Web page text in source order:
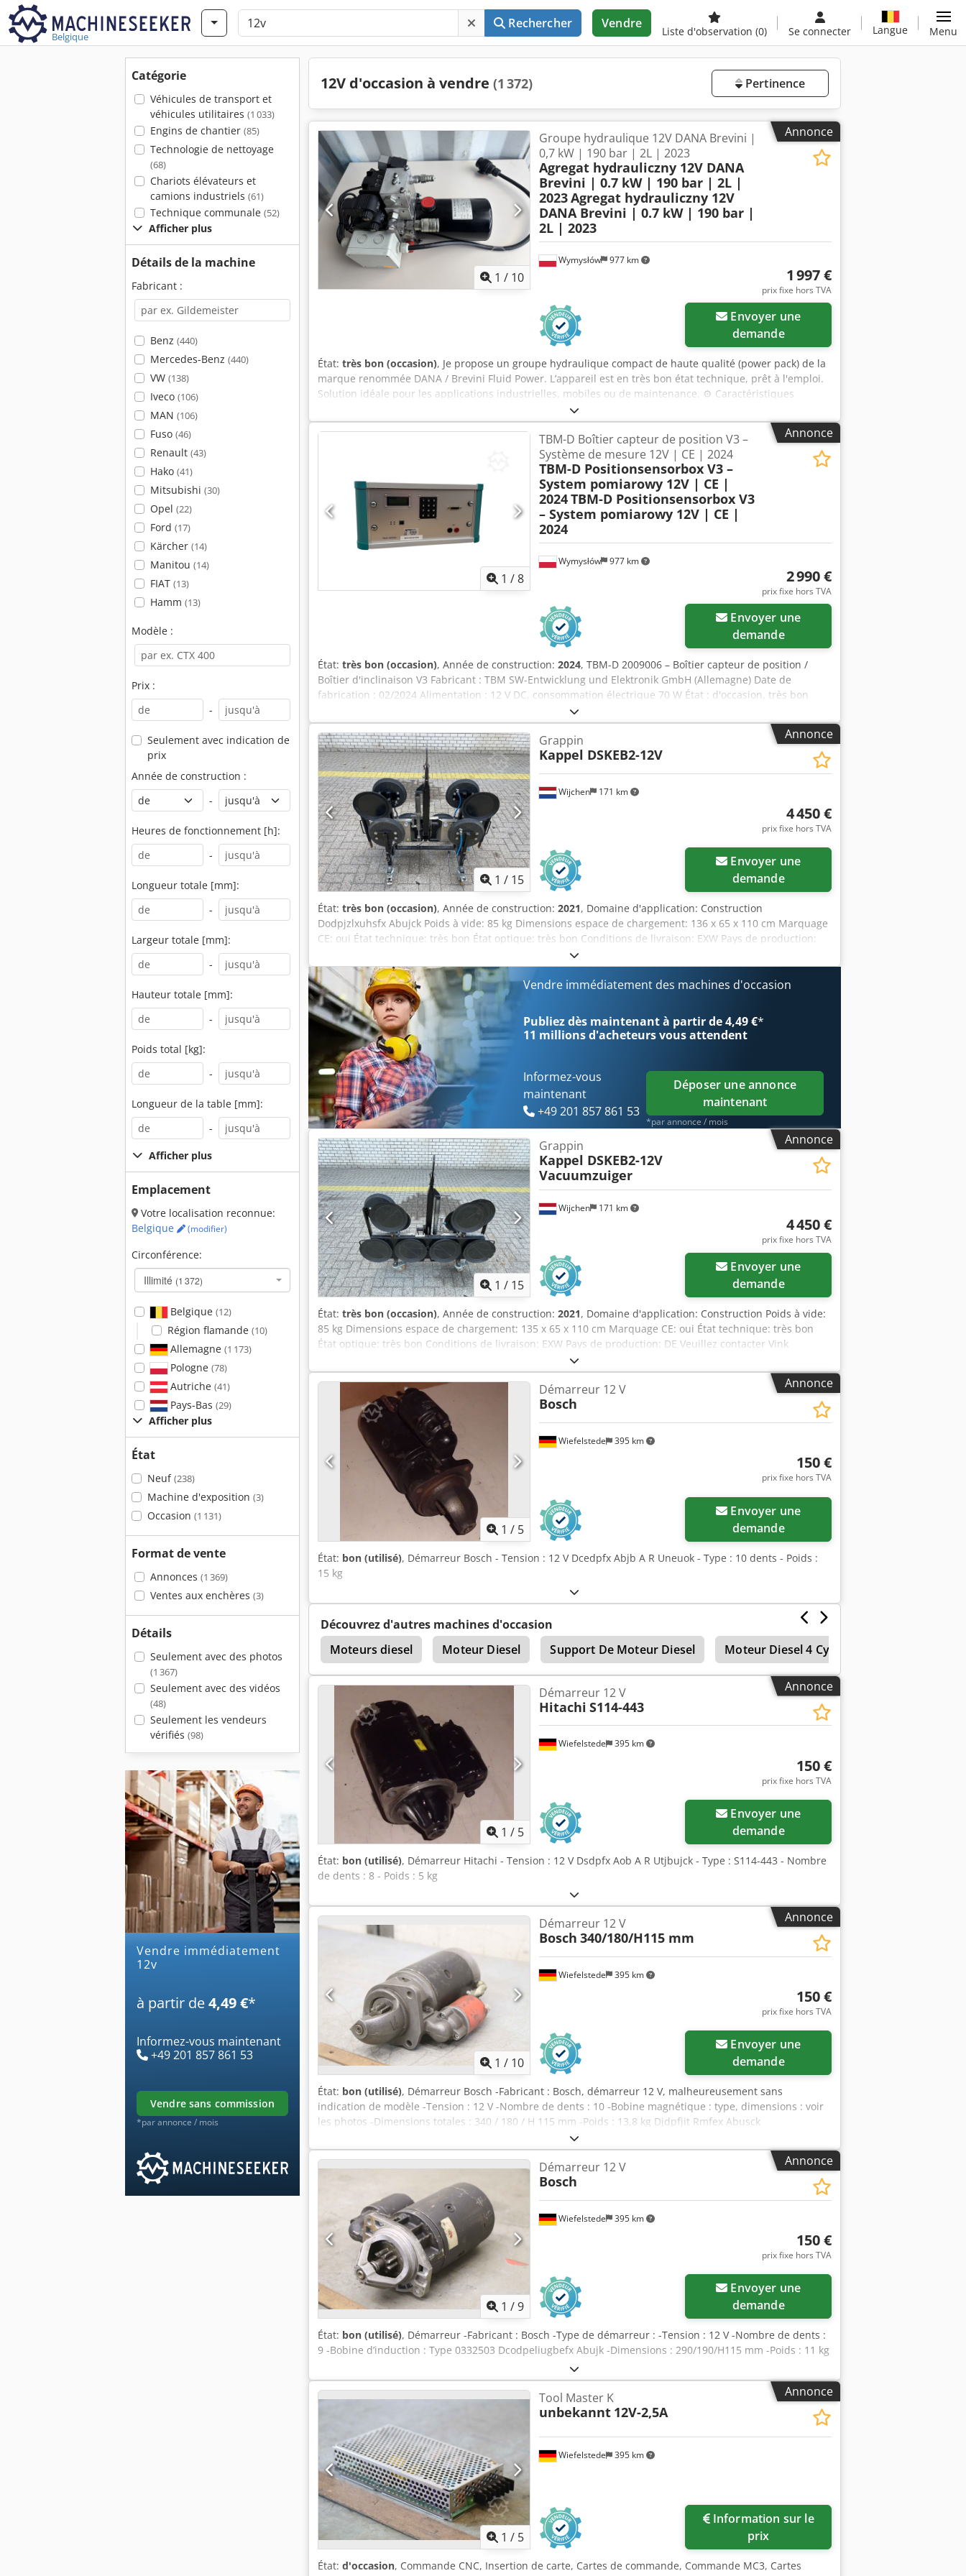
Belgique
Rechercher Vendre
Liste d'observation (0) Se connecter Langue Menu
Catégorie
Véhicules de transport et
véhicules utilitaires (1 033)
Engins de chantier (85)
Technologie de nettoyage
(68)
Chariots élévateurs et
camions industriels (61)
Technique communale (52)
Afficher plus
Détails de la machine
Fabricant :
Benz (440)
Mercedes-Benz (440)
VW (138)
Iveco (106)
MAN (106)
Fuso (46)
Renault (43)
Hako (41)
Mitsubishi (30)
Opel (22)
Ford (17)
Kärcher (14)
Manitou (14)
FIAT (13)
Hamm (13)
Modèle :
Prix :
-
Seulement avec indication de
prix
Année de construction :
-
Heures de fonctionnement [h]:
-
Longueur totale [mm]:
-
Largeur totale [mm]:
-
Hauteur totale [mm]:
-
Poids total [kg]:
-
Longueur de la table [mm]:
-
Afficher plus
Emplacement
Votre localisation reconnue:
Belgique
(modifier)
Circonférence:
Illimité (1 372)
Belgique (12)
Région flamande (10)
Allemagne (1 173)
Pologne (78)
Autriche (41)
Pays-Bas (29)
Afficher plus
État
Neuf(238)
Machine d'exposition (3)
Occasion (1 131)
Format de vente
Annonces (1 369)
Ventes aux enchères (3)
Détails
Seulement avec des photos
(1 367)
Seulement avec des vidéos
(48)
Seulement les vendeurs
vérifiés (98)
Vendre immédiatement
12v
à partir de4,49 €*
Informez-vous maintenant
+49 201 857 861 53
vendre sans commission
*par annonce / mois
12V d'occasion à vendre (1 372) Pertinence
Annonce
1 / 10
Wymysłów 977 km
Groupe hydraulique 12V DANA Brevini |
0,7 kW | 190 bar | 2L | 2023
Agregat hydrauliczny 12V DANA
Brevini | 0.7 kW | 190 bar | 2L |
2023Agregat hydrauliczny 12V
DANA Brevini | 0.7 kW | 190 bar |
2L | 2023
1 997 €
prix fixe hors TVA
demande
État: très bon (occasion), Je propose un groupe hydraulique compact de haute qualité (power pack) de la
marque renommée DANA / Brevini Fluid Power. L’appareil est en très bon état technique, prêt à l'emploi.
Solution idéale pour les applications industrielles, mobiles ou de maintenance. ⚙️ Caractéristiques
techniques : Fabricant : Dana SAC Germany GmbH / Brevini Année de fabrication : 01/2023 Alimentation :
12V DC Puissance du moteur : 0,7 kW Courant : 100A Régime : 3 100 tr/min Couple : 2 Nm Pompe : 0,56
cm³/tr Pression max. : 190 bars Réservoir : 2 litres Indice de protection : IP54 Mode de fonctionnement : S3
(10 %) Sens de rotation : CCW (anti-horaire) 🔩 Equipement inclus : électrodistributeurs hydrauliques
Brevini bloc de valves (distributeur) raccords rapides hydrauliques moteur électrique 12V complet
réservoir d’huile faisceau électrique + connecteur multipolaire 📦 Applications : Ce type de groupe est
utilisé notamment dans : - plateformes élévatrices et monte-charges - remorques et bennes basculantes -
machines industrielles Dcedpjy H Nn Rjfx Abujk - systèmes hydrauliques mobiles - automatismes et
équipements spéciaux 🧠 Informations complémentaires : Unité hydraulique compacte et très
performante Marque Dana/Brevini = haute qualité et durabilité Capable de fonctionner dans des
Annonce
1 /8
Wymysłów 977 km
TBM-D Boîtier capteur de position V3 –
Système de mesure 12V | CE | 2024
TBM-D Positionsensorbox V3 –
System pomiarowy 12V | CE |
2024TBM-D Positionsensorbox V3
– System pomiarowy 12V | CE |
2024
2 990 €
prix fixe hors TVA
demande
État: très bon (occasion), Année de construction: 2024, TBM-D 2009006 – Boîtier capteur de position /
Boîtier d'inclinaison V3 Fabricant : TBM SW-Entwicklung und Elektronik GmbH (Allemagne) Date de
fabrication : 02/2024 Alimentation : 12 V DC, consommation électrique 70 W État : d'occasion, très bon
état, pleinement fonctionnel Boîtier de mesure/de commande professionnel destiné aux applications
industrielles. L'appareil sert à gérer et traiter les signaux des capteurs de positionnement/orientation
dans les systèmes de test, l'automatisation et les bancs de recherche et développement. Équipements et
caractéristiques : • affichage LCD pour la présentation des paramètres • clavier numérique pour la
configuration et l’utilisation • interface de communication D-Sub • prises d’alimentation 12 V • boîtier
robuste en aluminium Dcjdpfjyc H R Tjx Abujk • marquage CE • appareil contrôlé (autocollants de contrôle
TBM)
Annonce
1 / 15
Wijchen 171 km
Grappin
Kappel DSKEB2-12V
4 450 €
prix fixe hors TVA
demande
État: très bon (occasion), Année de construction: 2021, Domaine d'application: Construction
Dodpjzlxuhsfx Abujck Poids à vide: 85 kg Dimensions espace de chargement: 136 x 65 x 110 cm Marquage
CE: oui État technique: très bon État optique: très bon Conditions de livraison: EXW Pays de production:
DE Veuillez contacter Vink Machinery pour plus d'informations Aspirateur Kappel DSKEB2-12V * 2021 *
Batterie 12 volts * Système d'aspiration double * Chargeur intégré * Capacité de levage : 600 kg * Rotation
à 360° * Inclinaison à 90° * Poids : 85 kg
Vendre immédiatement des machines d'occasion
Publiez dès maintenant à partir de 4,49 €*
11 millions d'acheteursvous attendent
Informez-vous
maintenant
+49 201 857 861 53
Déposer une annonce
maintenant
*par annonce / mois
Annonce
1 / 15
Wijchen 171 km
Grappin
Kappel DSKEB2-12V
Vacuumzuiger
4 450 €
prix fixe hors TVA
demande
État: très bon (occasion), Année de construction: 2021, Domaine d'application: Construction Poids à vide:
85 kg Dimensions espace de chargement: 135 x 65 x 110 cm Marquage CE: oui État technique: très bon
État optique: très bon Conditions de livraison: EXW Pays de production: DE Veuillez contacter Vink
Machinery pour plus d'informations Aspirateur Kappel DSKEB2-12V Dcodpfxszlxm Rs Abusk * 2021 *
Batterie 12 volts * Système d'aspiration double * Chargeur intégré * Capacité de levage : 600 kg * Rotation
à 360° * Inclinaison à 90° * Poids : 85 kg
Annonce
1 / 5
Wiefelstede 395 km
Démarreur 12 V
Bosch
150 €
prix fixe hors TVA
demande
État: bon (utilisé), Démarreur Bosch - Tension : 12 V Dcedpfx Abjb A R Uneuok - Type : 10 dents - Poids :
15 kg
Découvrez d'autres machines d'occasion
Moteurs diesel
Moteur Diesel Support De Moteur Diesel Moteur Diesel 4 Cylindre
Bande De Tri Système De Tri
Annonce
1 / 5
Wiefelstede 395 km
Démarreur 12 V
Hitachi S114-443
150 €
prix fixe hors TVA
demande
État: bon (utilisé), Démarreur Hitachi - Tension : 12 V Dsdpfx Aob A R Utjbujck - Type : S114-443 - Nombre
de dents : 8 - Poids : 5 kg
Annonce
1 / 10
Wiefelstede 395 km
Démarreur 12 V
Bosch 340/180/H115 mm
150 €
prix fixe hors TVA
demande
État: bon (utilisé), Démarreur Bosch -Fabricant : Bosch, démarreur 12 V, malheureusement sans
indication de modèle -Tension : 12 V -Nombre de dents : 10 -Bobine magnétique : type, dimensions : voir
les photos -Dimensions totales : 340 / 180 / H 115 mm -Poids : 13,8 kg Djdpfjit Rmfex Abusck
Annonce
1 /9
Wiefelstede 395 km
Démarreur 12 V
Bosch
150 €
prix fixe hors TVA
demande
État: bon (utilisé), Démarreur -Fabricant : Bosch -Type de démarreur : -Tension : 12 V -Nombre de dents :
9 -Bobine d’induction : Type 0332503 Dcodpeliugbefx Abujk -Dimensions : 290/190/H115 mm -Poids : 11 kg
Annonce
1 / 5
Wiefelstede 395 km
Tool Master K
unbekannt 12V-2,5A
Information sur le
prix
État: d'occasion, Commande CNC, Insertion de carte, Cartes de commande, Commande MC3, Cartes